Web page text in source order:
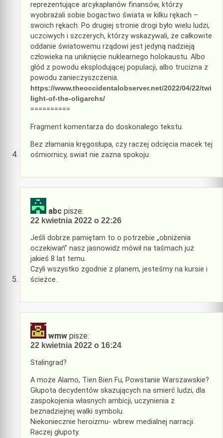
reprezentujące arcykapłanów finansów, którzy
wyobrażali sobie bogactwo świata w kilku rękach –
swoich rękach. Po drugiej stronie drogi było wielu ludzi,
uczciwych i szczerych, którzy wskazywali, że całkowite
oddanie światowemu rządowi jest jedyną nadzieją
człowieka na uniknięcie nuklearnego holokaustu. Albo
głód z powodu eksplodującej populacji, albo trucizna z
powodu zanieczyszczenia.
https://www.theoccidentalobserver.net/2022/04/22/twi
light-of-the-oligarchs/
==========
Fragment komentarza do doskonałego tekstu.
Bez złamania kręgosłupa, czy raczej odcięcia macek tej
ośmiornicy, swiat nie zazna spokoju.
abc pisze:
22 kwietnia 2022 o 22:26
Jeśli dobrze pamiętam to o potrzebie „obniżenia
oczekiwań” nasz jasnowidz mówił na taśmach już
jakieś 8 lat temu.
Czyli wszystko zgodnie z planem, jesteśmy na kursie i
ścieżce.
wmw pisze:
22 kwietnia 2022 o 16:24
Stalingrad?
A może Alamo, Tien Bien Fu, Powstanie Warszawskie?
Głupota decydentów skazujących na smierć ludzi, dla
zaspokojenia własnych ambicji, uczynienia z
beznadziejnej walki symbolu.
Niekoniecznie heroizmu- wbrew medialnej narracji.
Raczej głupoty.